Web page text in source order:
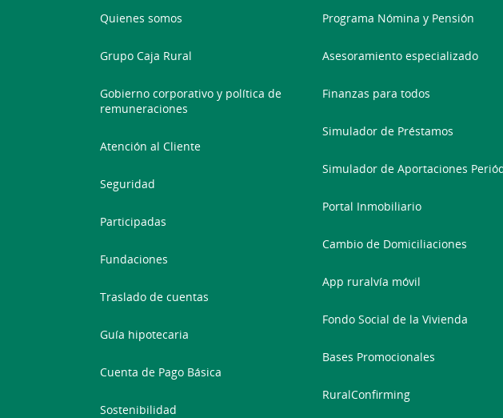
Quienes somos
Grupo Caja Rural
Gobierno corporativo y política de
remuneraciones
Atención al Cliente
Seguridad
Participadas
Fundaciones
Traslado de cuentas
Guía hipotecaria
Cuenta de Pago Básica
Sostenibilidad
Programa Nómina y Pensión
Asesoramiento especializado
Finanzas para todos
Simulador de Préstamos
Simulador de Aportaciones
Portal Inmobiliario
Cambio de Domiciliaciones
App ruralvía móvil
Fondo Social de la Vivienda
Bases Promocionales
RuralConfirming